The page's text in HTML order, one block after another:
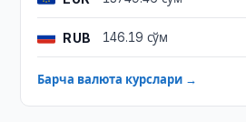
RUB 146.19 сўм
Барча валюта курслари →